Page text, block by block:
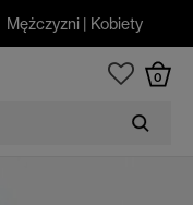
Mężczyzni | Kobiety
0